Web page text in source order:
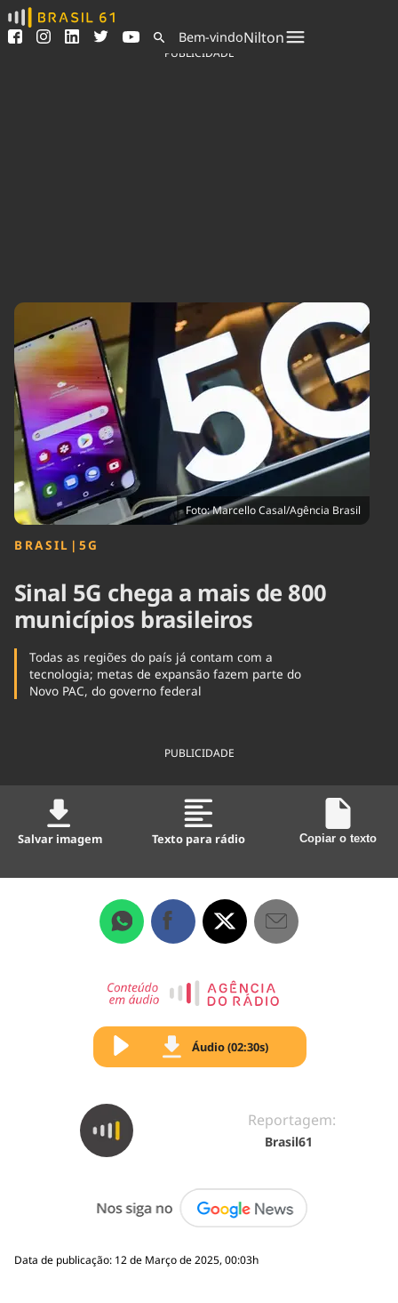
Ver todas as notícias
Podcasts
Indicadores
Agronegócios
Brasil
Brasil Mineral
Ciência &
Tecnologia
Cinema
Comportamento
Cultura
Economia
Educação
Infraestrutura
Internacional
Meio Ambiente
Podcast
Política
Saúde
Tempo
Bem-vindoNilton
PUBLICIDADE
Foto: Marcello Casal/Agência Brasil
BRASIL | 5G
Sinal 5G chega a mais de 800
municípios brasileiros
Todas as regiões do país já contam com a
tecnologia; metas de expansão fazem parte do
Novo PAC, do governo federal
PUBLICIDADE
Salvar imagem Texto para rádio Copiar o texto
Áudio (02:30s)
Reportagem:
Brasil61
Data de publicação: 12 de Março de 2025, 00:03h